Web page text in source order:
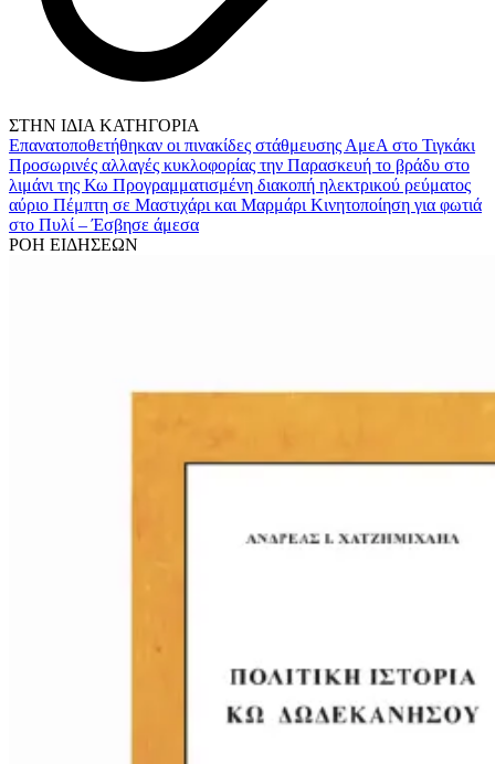
ΣΤΗΝ ΙΔΙΑ ΚΑΤΗΓΟΡΙΑ
Επανατοποθετήθηκαν οι πινακίδες στάθμευσης ΑμεΑ στο Τιγκάκι
Προσωρινές αλλαγές κυκλοφορίας την Παρασκευή το βράδυ στο
λιμάνι της Κω Προγραμματισμένη διακοπή ηλεκτρικού ρεύματος
αύριο Πέμπτη σε Μαστιχάρι και Μαρμάρι Κινητοποίηση για φωτιά
στo Πυλί – Έσβησε άμεσα
ΡΟΗ ΕΙΔΗΣΕΩΝ